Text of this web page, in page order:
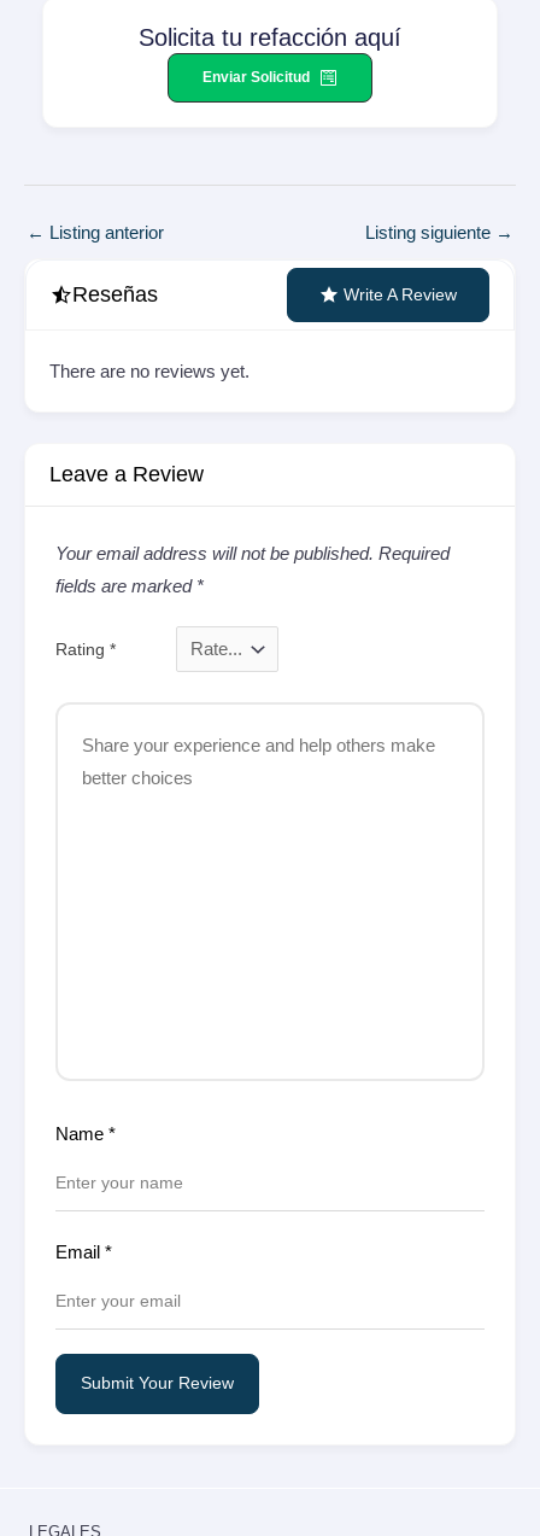
Solicita tu refacción aquí
Enviar Solicitud
Navegación
entradas
← Listing anterior Listing siguiente →
Reseñas Write A Review
There are no reviews yet.
Leave a Review
Your email address will not be published. Required
fields are marked *
Rating *
Name *
Email *
Submit Your Review
LEGALES